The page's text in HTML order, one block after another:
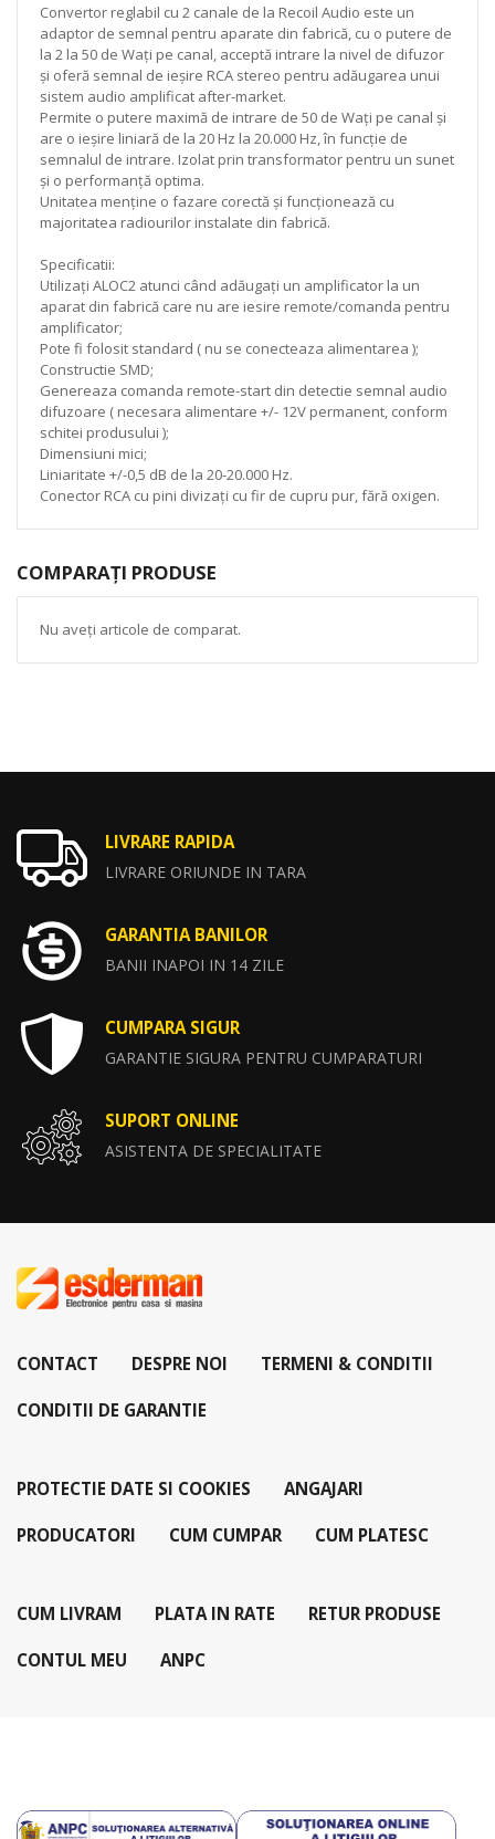
Convertor reglabil cu 2 canale de la Recoil Audio este un
adaptor de semnal pentru aparate din fabrică, cu o putere de
la 2 la 50 de Wați pe canal, acceptă intrare la nivel de difuzor
și oferă semnal de ieșire RCA stereo pentru adăugarea unui
sistem audio amplificat after-market.
Permite o putere maximă de intrare de 50 de Wați pe canal și
are o ieșire liniară de la 20 Hz la 20.000 Hz, în funcție de
semnalul de intrare. Izolat prin transformator pentru un sunet
și o performanță optima.
Unitatea menține o fazare corectă și funcționează cu
majoritatea radiourilor instalate din fabrică.
Specificatii:
Utilizați ALOC2 atunci când adăugați un amplificator la un
aparat din fabrică care nu are iesire remote/comanda pentru
amplificator;
Pote fi folosit standard ( nu se conecteaza alimentarea );
Constructie SMD;
Genereaza comanda remote-start din detectie semnal audio
difuzoare ( necesara alimentare +/- 12V permanent, conform
schitei produsului );
Dimensiuni mici;
Liniaritate +/-0,5 dB de la 20-20.000 Hz.
Conector RCA cu pini divizați cu fir de cupru pur, fără oxigen.
COMPARAȚI PRODUSE
Nu aveți articole de comparat.
LIVRARE RAPIDA
LIVRARE ORIUNDE IN TARA
GARANTIA BANILOR
BANII INAPOI IN 14 ZILE
CUMPARA SIGUR
GARANTIE SIGURA PENTRU CUMPARATURI
SUPORT ONLINE
ASISTENTA DE SPECIALITATE
CONTACT DESPRE NOI TERMENI & CONDITII
CONDITII DE GARANTIE
PROTECTIE DATE SI COOKIES ANGAJARI
PRODUCATORI CUM CUMPAR CUM PLATESC
CUM LIVRAM PLATA IN RATE RETUR PRODUSE
CONTUL MEU ANPC